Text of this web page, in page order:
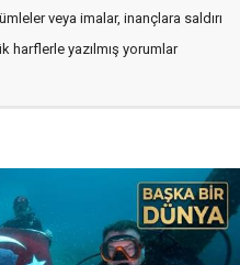
veya imalar, inançlara saldırı
harflerle yazılmış yorumlar